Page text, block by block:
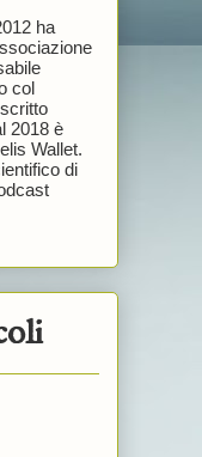
ha
col
2018 è
Wallet.
di